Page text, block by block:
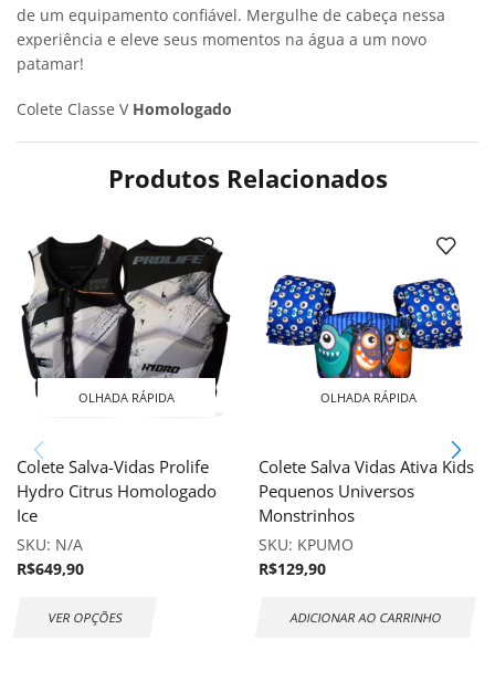
de um equipamento confiável. Mergulhe de cabeça nessa
experiência e eleve seus momentos na água a um novo
patamar!
Colete Classe V Homologado
Produtos Relacionados
OLHADA RÁPIDA
Colete Salva-Vidas Prolife
Hydro Citrus Homologado
Ice
SKU: N/A
R$649,90
VER OPÇÕES
OLHADA RÁPIDA
Colete Salva Vidas Ativa Kids
Pequenos Universos
Monstrinhos
SKU: KPUMO
R$129,90
ADICIONAR AO CARRINHO